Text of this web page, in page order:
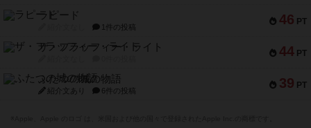
46 PT
ラピード
1件の投稿
44 PT
ザ・フラッフィー・ライト
39 PT
ふたつの城の物語
紹介文あり 6件の投稿